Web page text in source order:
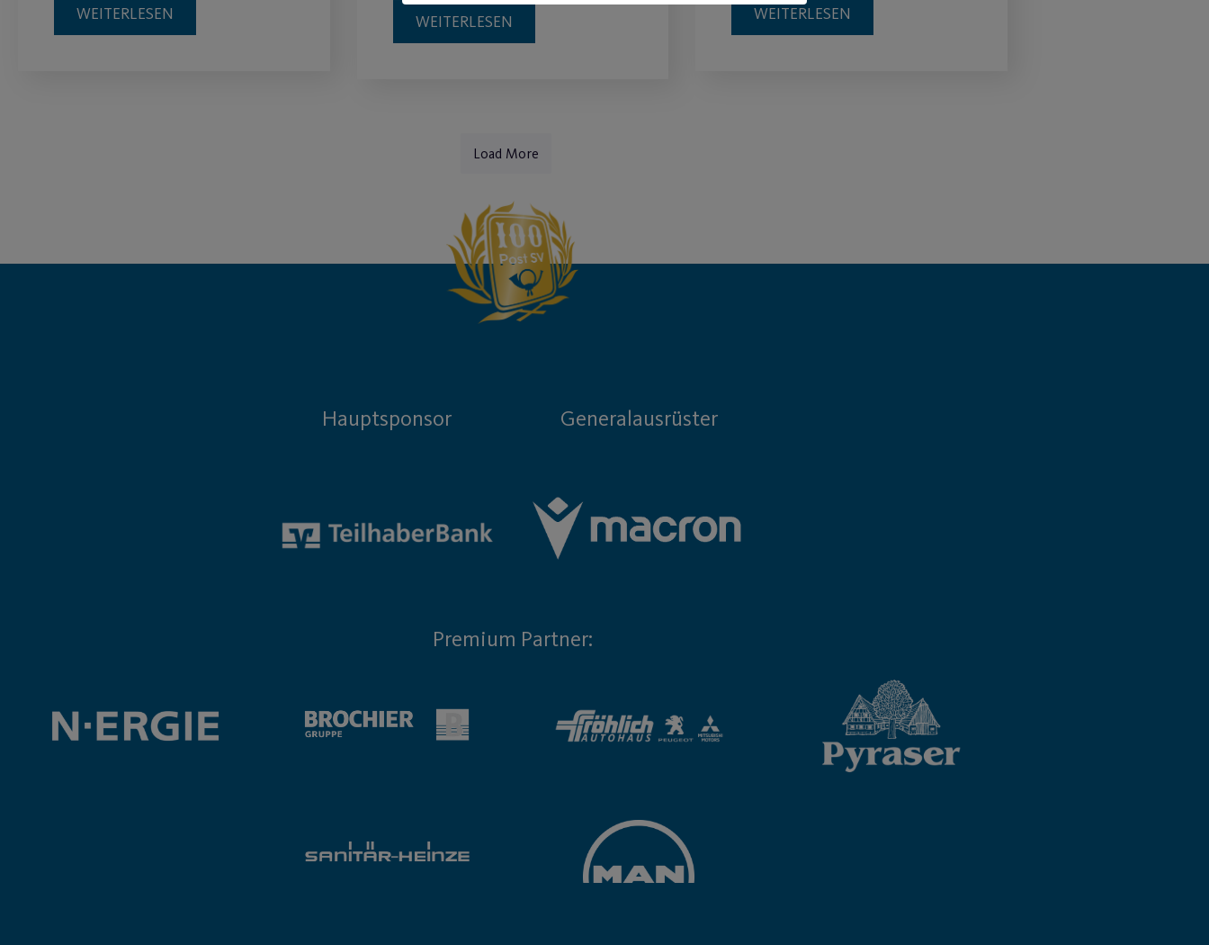
WEITERLESEN WEITERLESEN WEITERLESEN
Load More
Hauptsponsor Generalausrüster
Premium Partner: